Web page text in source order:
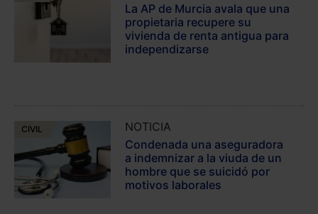
La AP de Murcia avala que una
propietaria recupere su
vivienda de renta antigua para
independizarse
CIVIL
NOTICIA
Condenada una aseguradora
a indemnizar a la viuda de un
hombre que se suicidó por
motivos laborales